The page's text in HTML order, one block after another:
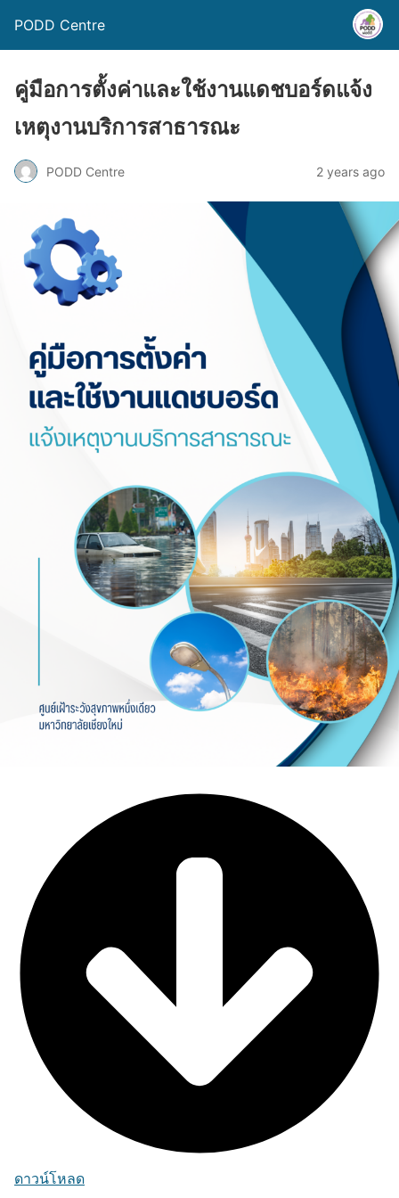
PODD Centre
คู่มือการตั้งค่าและใช้งานแดชบอร์ดแจ้ง
เหตุงานบริการสาธารณะ
PODD Centre 2 years ago
ดาวน์โหลด